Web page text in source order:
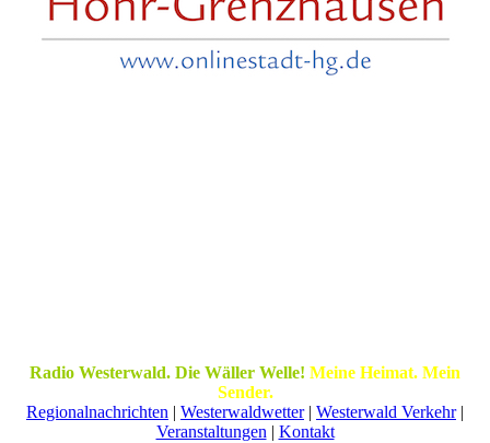
Radio Westerwald. Die Wäller Welle! Meine Heimat. Mein
Sender.
Regionalnachrichten | Westerwaldwetter| Westerwald Verkehr|
Veranstaltungen | Kontakt